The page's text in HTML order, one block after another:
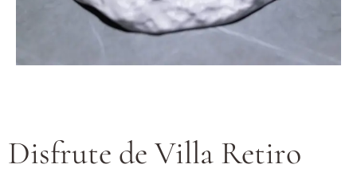
Disfrute de Villa Retiro